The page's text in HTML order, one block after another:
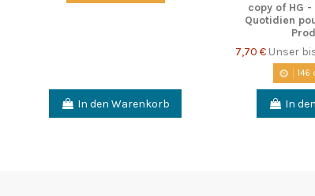
In den Warenkorb
copy of HG
Quotidien
7,70 € Unser
146
In